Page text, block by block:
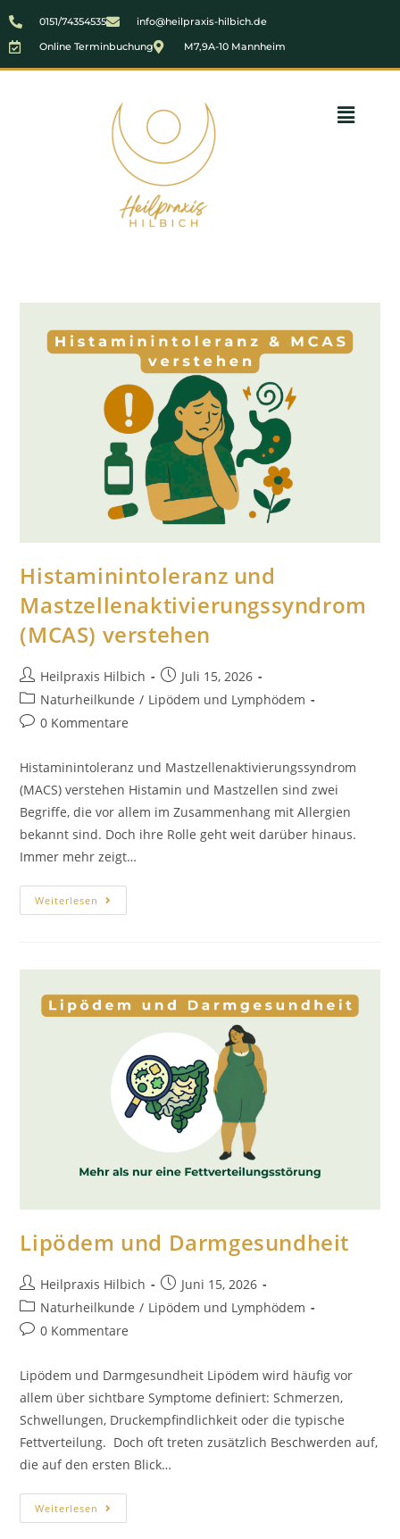
0151/74354535
info@heilpraxis-hilbich.de
Online Terminbuchung
M7,9A-10 Mannheim
Histaminintoleranz und
Mastzellenaktivierungssyndrom
(MCAS) verstehen
Heilpraxis Hilbich
Juli 15, 2026
Naturheilkunde / Lipödem und Lymphödem
0 Kommentare
Histaminintoleranz und Mastzellenaktivierungssyndrom
(MACS) verstehen Histamin und Mastzellen sind zwei
Begriffe, die vor allem im Zusammenhang mit Allergien
bekannt sind. Doch ihre Rolle geht weit darüber hinaus.
Immer mehr zeigt…
Weiterlesen
Lipödem und Darmgesundheit
Heilpraxis Hilbich
Juni 15, 2026
Naturheilkunde / Lipödem und Lymphödem
0 Kommentare
Lipödem und Darmgesundheit Lipödem wird häufig vor
allem über sichtbare Symptome definiert: Schmerzen,
Schwellungen, Druckempfindlichkeit oder die typische
Fettverteilung. Doch oft treten zusätzlich Beschwerden auf,
die auf den ersten Blick…
Weiterlesen